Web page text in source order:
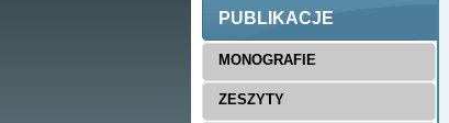
PUBLIKACJE
MONOGRAFIE
ZESZYTY